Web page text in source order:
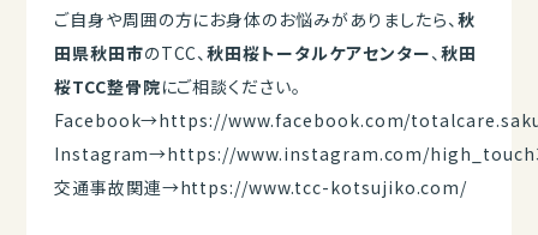
ご自身や周囲の方にお身体のお悩みがありましたら、秋
田県秋田市のTCC、秋田桜トータルケアセンター、秋田
桜TCC整骨院にご相談ください。
Facebook→https://www.facebook.com/
Instagram→https://www.instagram.com/
交通事故関連→https://www.tcc-kotsujiko.com/